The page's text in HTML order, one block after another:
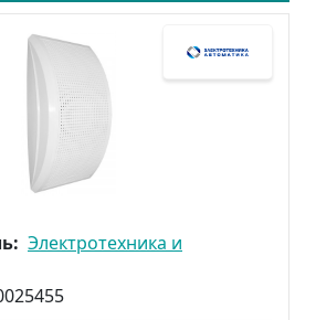
Электротехника и